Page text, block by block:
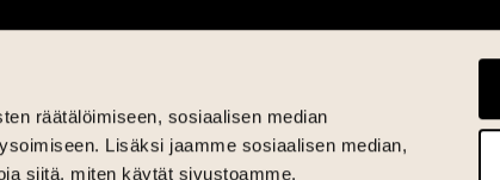
räätälöimiseen, sosiaalisen median
Lisäksi jaamme sosiaalisen median,
siitä, miten käytät sivustoamme.